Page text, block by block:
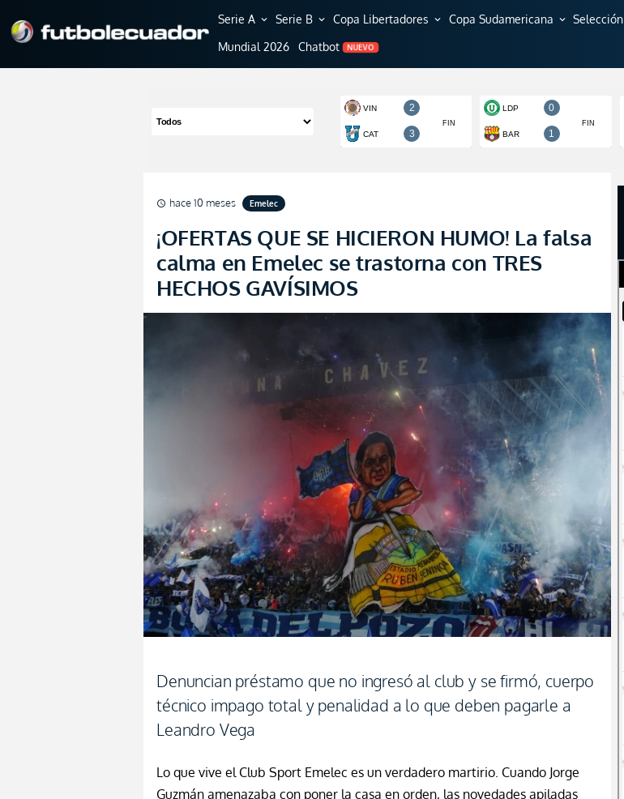
Serie A expand_more Serie B expand_more Copa Libertadores expand_more Copa Sudamericana expand_more Selección
Mundial 2026 Chatbot NUEVO
schedule hace 10 meses Emelec
¡OFERTAS QUE SE HICIERON HUMO! La falsa
calma en Emelec se trastorna con TRES
HECHOS GAVÍSIMOS
Denuncian préstamo que no ingresó al club y se firmó, cuerpo
técnico impago total y penalidad a lo que deben pagarle a
Leandro Vega
Lo que vive el Club Sport Emelec es un verdadero martirio. Cuando Jorge
Guzmán amenazaba con poner la casa en orden, las novedades apiladas